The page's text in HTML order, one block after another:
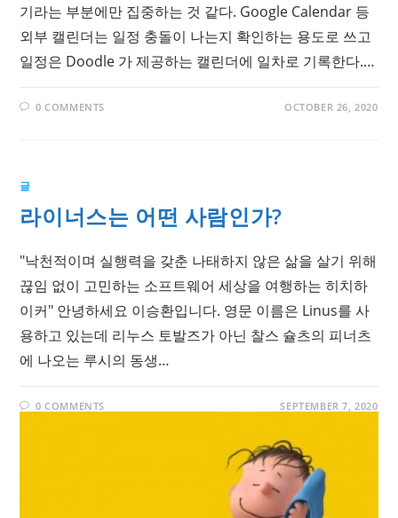
기라는 부분에만 집중하는 것 같다. Google Calendar 등
외부 캘린더는 일정 충돌이 나는지 확인하는 용도로 쓰고
일정은 Doodle 가 제공하는 캘린더에 일차로 기록한다.…
0 COMMENTS OCTOBER 26, 2020
글
라이너스는 어떤 사람인가?
"낙천적이며 실행력을 갖춘 나태하지 않은 삶을 살기 위해
끊임 없이 고민하는 소프트웨어 세상을 여행하는 히치하
이커" 안녕하세요 이승환입니다. 영문 이름은 Linus를 사
용하고 있는데 리누스 토발즈가 아닌 찰스 슐츠의 피너츠
에 나오는 루시의 동생…
0 COMMENTS SEPTEMBER 7, 2020